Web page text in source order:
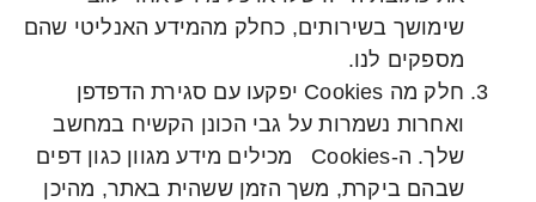
שימושך בשירותים, כחלק מהמידע האנליטי שהם
מספקים לנו.
חלק מה Cookies יפקעו עם סגירת הדפדפן
ואחרות נשמרות על גבי הכונן הקשיח במחשב
שלך. ה-Cookies מכילים מידע מגוון כגון דפים
שבהם ביקרת, משך הזמן ששהית באתר, מהיכן